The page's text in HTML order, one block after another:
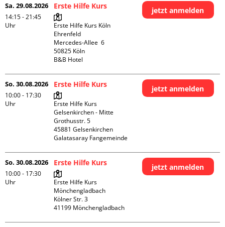
Sa. 29.08.2026
14:15 - 21:45
Uhr
Erste Hilfe Kurs
Erste Hilfe Kurs Köln
Ehrenfeld
Mercedes-Allee  6
50825 Köln
B&B Hotel
jetzt anmelden
So. 30.08.2026
10:00 - 17:30
Uhr
Erste Hilfe Kurs
Erste Hilfe Kurs
Gelsenkirchen - Mitte
Grothusstr. 5
45881 Gelsenkirchen
Galatasaray Fangemeinde
jetzt anmelden
So. 30.08.2026
10:00 - 17:30
Uhr
Erste Hilfe Kurs
Erste Hilfe Kurs
Mönchengladbach
Kölner Str. 3
jetzt anmelden